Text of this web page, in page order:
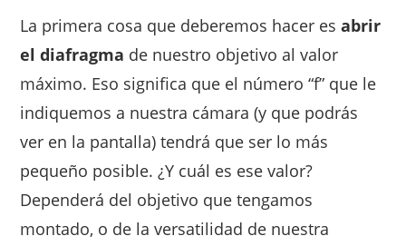
La primera cosa que deberemos hacer esabrir
el diafragma de nuestro objetivo al valor
máximo. Eso significa que el número “f” que le
indiquemos a nuestra cámara (y que podrás
ver en la pantalla) tendrá que ser lo más
pequeño posible. ¿Y cuál es ese valor?
Dependerá del objetivo que tengamos
montado, o de la versatilidad de nuestra